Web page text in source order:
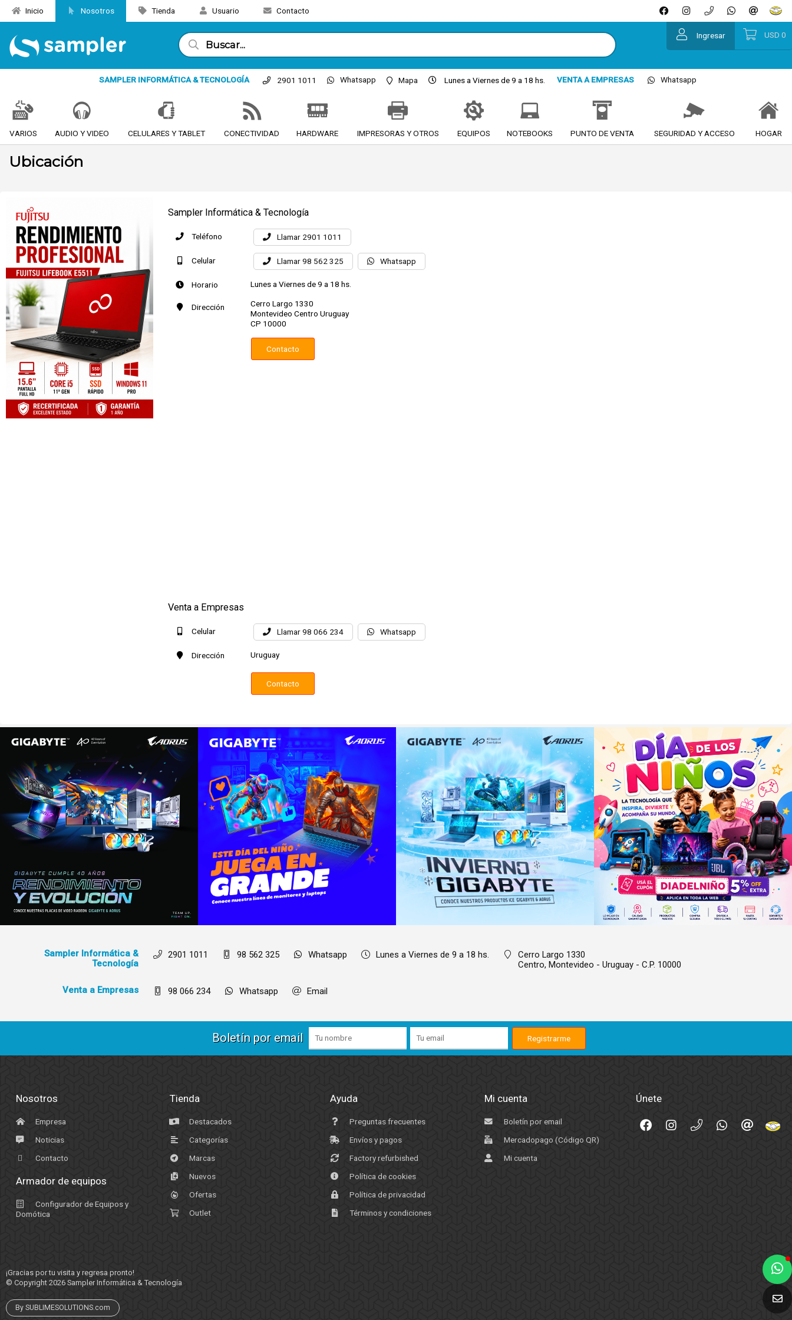
Inicio Nosotros Tienda Usuario Contacto
Ingresar USD 0
SAMPLER INFORMÁTICA & TECNOLOGÍA 2901 1011 Whatsapp Mapa Lunes a Viernes de 9 a 18 hs. VENTA A EMPRESAS Whatsapp
VARIOS AUDIO Y VIDEO CELULARES Y TABLET CONECTIVIDAD HARDWARE IMPRESORAS Y OTROS EQUIPOS NOTEBOOKS PUNTO DE VENTA SEGURIDAD Y ACCESO HOGAR
Ubicación
Sampler Informática & Tecnología
Teléfono Llamar 2901 1011
Celular Llamar 98 562 325 Whatsapp
Horario Lunes a Viernes de 9 a 18 hs.
Dirección
Cerro Largo 1330
Montevideo Centro Uruguay
CP 10000
Venta a Empresas
Celular Llamar 98 066 234 Whatsapp
Dirección Uruguay
Sampler Informática &
Tecnología
2901 1011 98 562 325 Whatsapp Lunes a Viernes de 9 a 18 hs.
Cerro Largo 1330
Centro, Montevideo - Uruguay - C.P. 10000
Venta a Empresas 98 066 234 Whatsapp Email
Boletín por email
Nosotros
Empresa
Noticias
Contacto
Armador de equipos
Configurador de Equipos y
Domótica
Tienda
Destacados
Categorías
Marcas
Nuevos
Ofertas
Outlet
Ayuda
Preguntas frecuentes
Envíos y pagos
Factory refurbished
Política de cookies
Política de privacidad
Términos y condiciones
Mi cuenta
Boletín por email
Mercadopago (Código QR)
Mi cuenta
Únete
¡Gracias por tu visita y regresa pronto!
© Copyright 2026 Sampler Informática & Tecnología
By SUBLIMESOLUTIONS.com